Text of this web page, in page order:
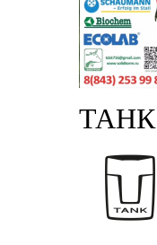
ТАНК